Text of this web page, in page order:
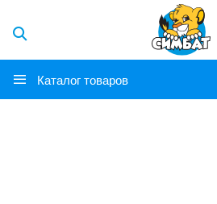
Каталог товаров